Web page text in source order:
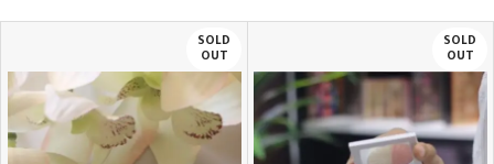
SOLD
OUT
SOLD
OUT